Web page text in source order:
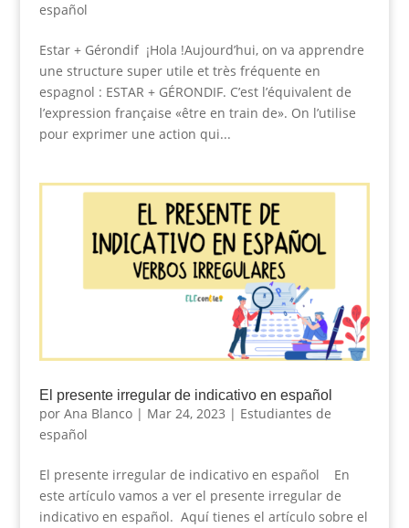
español
Estar + Gérondif ¡Hola !Aujourd’hui, on va apprendre
une structure super utile et très fréquente en
espagnol : ESTAR + GÉRONDIF. C’est l’équivalent de
l’expression française «être en train de». On l’utilise
pour exprimer une action qui...
El presente irregular de indicativo en español
por Ana Blanco| Mar 24, 2023 | Estudiantes de
español
El presente irregular de indicativo en español En
este artículo vamos a ver el presente irregular de
indicativo en español. Aquí tienes el artículo sobre el